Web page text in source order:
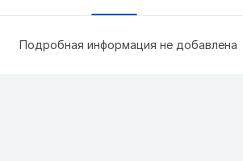
Подробная информация не добавлена